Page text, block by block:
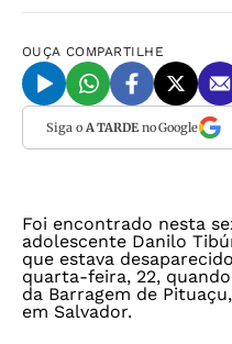
OUÇA COMPARTILHE
Siga o A TARDEno Google
Foi encontrado nesta
adolescente Danilo
que estava
quarta-feira, 22,
da Barragem de
em Salvador.